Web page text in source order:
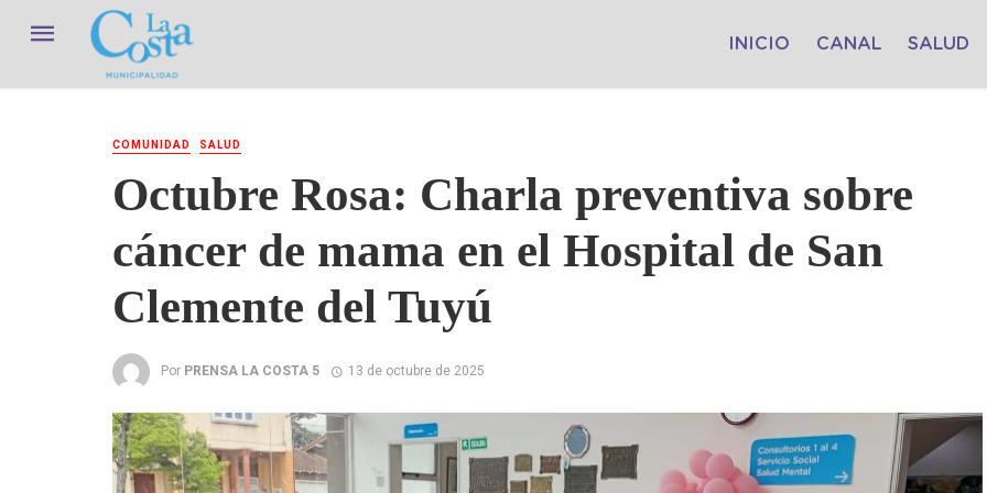
INICIO CANAL SALUD
COMUNIDAD SALUD
Octubre Rosa: Charla preventiva sobre
cáncer de mama en el Hospital de San
Clemente del Tuyú
Por PRENSA LA COSTA 5 13 de octubre de 2025